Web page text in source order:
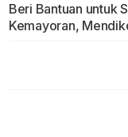
Beri Bantuan untuk
Kemayoran,